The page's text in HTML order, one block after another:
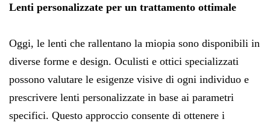
Lenti personalizzate per un trattamento ottimale
Oggi, le lenti che rallentano la miopia sono disponibili in
diverse forme e design. Oculisti e ottici specializzati
possono valutare le esigenze visive di ogni individuo e
prescrivere lenti personalizzate in base ai parametri
specifici. Questo approccio consente di ottenere i